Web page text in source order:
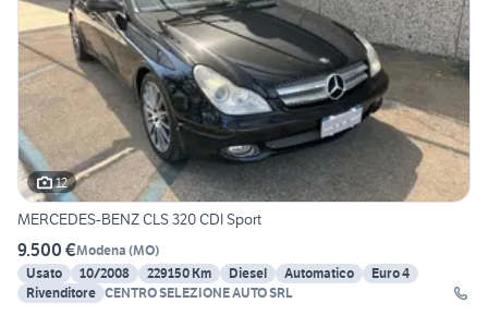
12
MERCEDES-BENZ CLS 320 CDI Sport
9.500 €Modena (MO)
Usato
10/2008 229150 Km Diesel Automatico
Euro 4
Rivenditore CENTRO SELEZIONE AUTO SRL